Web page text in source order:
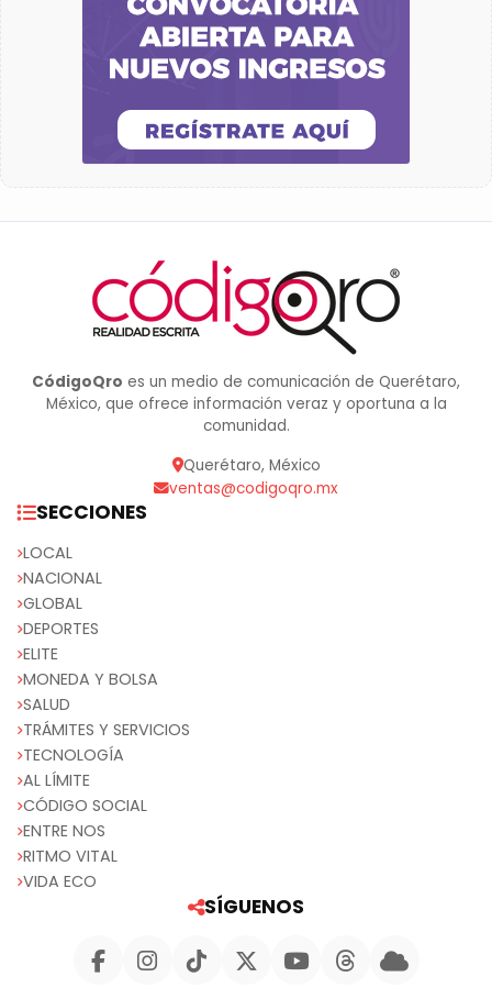
CódigoQro es un medio de comunicación de Querétaro,
México, que ofrece información veraz y oportuna a la
comunidad.
Querétaro, México
ventas@codigoqro.mx
SECCIONES
LOCAL
NACIONAL
GLOBAL
DEPORTES
ELITE
MONEDA Y BOLSA
SALUD
TRÁMITES Y SERVICIOS
TECNOLOGÍA
AL LÍMITE
CÓDIGO SOCIAL
ENTRE NOS
RITMO VITAL
VIDA ECO
SÍGUENOS